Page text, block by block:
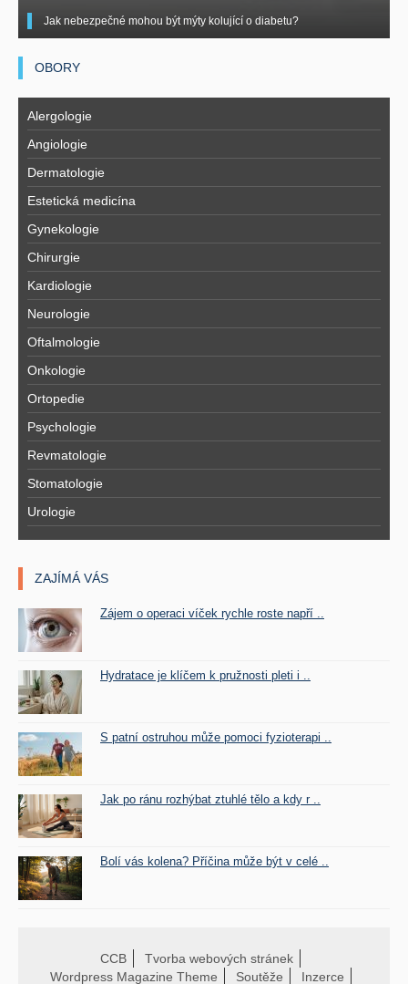
Jak nebezpečné mohou být mýty kolující o diabetu?
OBORY
Alergologie
Angiologie
Dermatologie
Estetická medicína
Gynekologie
Chirurgie
Kardiologie
Neurologie
Oftalmologie
Onkologie
Ortopedie
Psychologie
Revmatologie
Stomatologie
Urologie
ZAJÍMÁ VÁS
Zájem o operaci víček rychle roste napří ..
Hydratace je klíčem k pružnosti pleti i ..
S patní ostruhou může pomoci fyzioterapi ..
Jak po ránu rozhýbat ztuhlé tělo a kdy r ..
Bolí vás kolena? Příčina může být v celé ..
CCB
Tvorba webových stránek
Wordpress Magazine Theme
Soutěže Inzerce